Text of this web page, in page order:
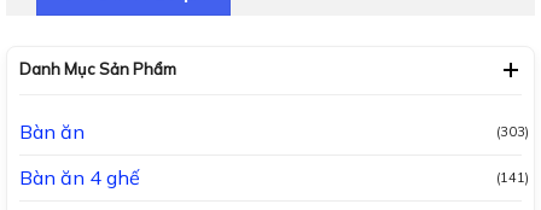
Danh Mục Sản Phẩm
Bàn ăn (303)
Bàn ăn 4 ghế (141)